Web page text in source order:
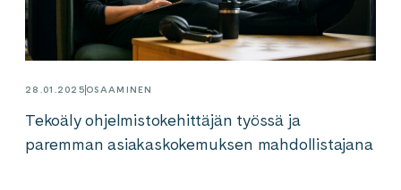
28.01.2025 OSAAMINEN
Tekoäly ohjelmistokehittäjän työssä ja
paremman asiakaskokemuksen mahdollistajana